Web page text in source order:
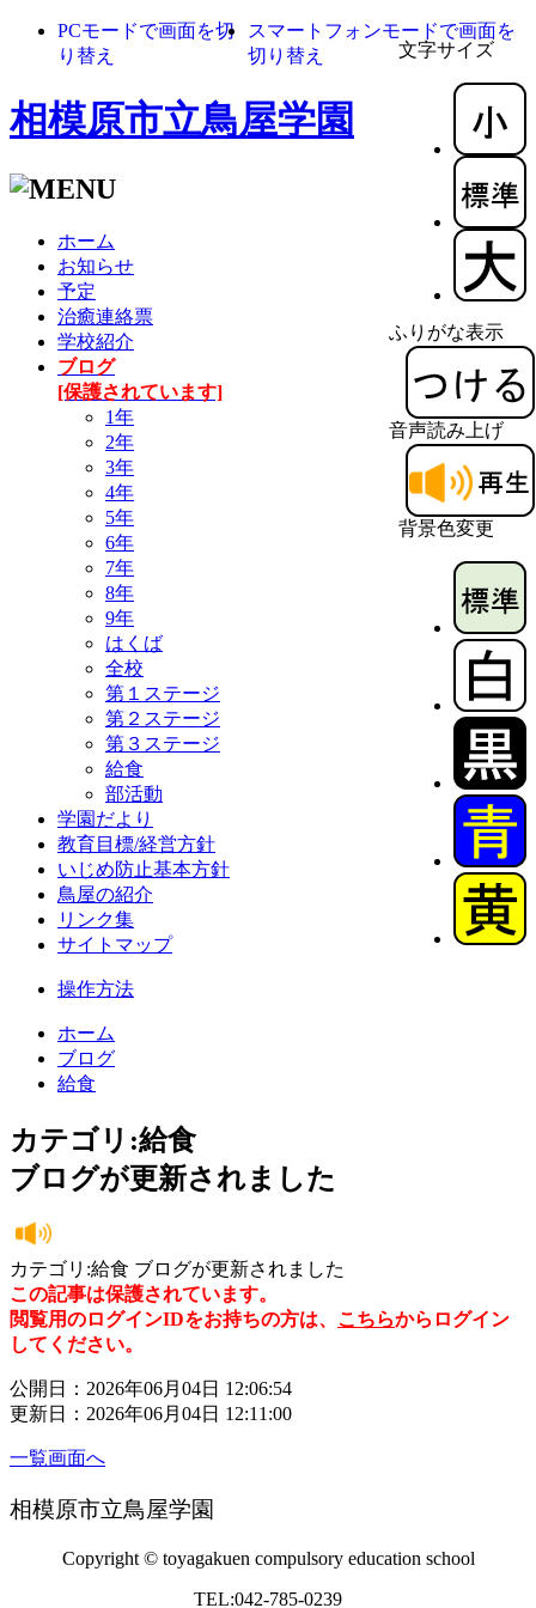
文字サイズ
ふりがな表示
音声読み上げ
背景色変更
PCモードで画面を切
り替え
スマートフォンモードで画面を
切り替え
相模原市立鳥屋学園
ホーム
お知らせ
予定
治癒連絡票
学校紹介
ブログ
[保護されています]
1年
2年
3年
4年
5年
6年
7年
8年
9年
はくば
全校
第１ステージ
第２ステージ
第３ステージ
給食
部活動
学園だより
教育目標/経営方針
いじめ防止基本方針
鳥屋の紹介
リンク集
サイトマップ
操作方法
ホーム
ブログ
給食
カテゴリ:給食
ブログが更新されました
カテゴリ:給食 ブログが更新されました
この記事は保護されています。
閲覧用のログインIDをお持ちの方は、 こちらからログイン
してください。
公開日：2026年06月04日 12:06:54
更新日：2026年06月04日 12:11:00
一覧画面へ
相模原市立鳥屋学園
Copyright © toyagakuen compulsory education school
TEL:042-785-0239